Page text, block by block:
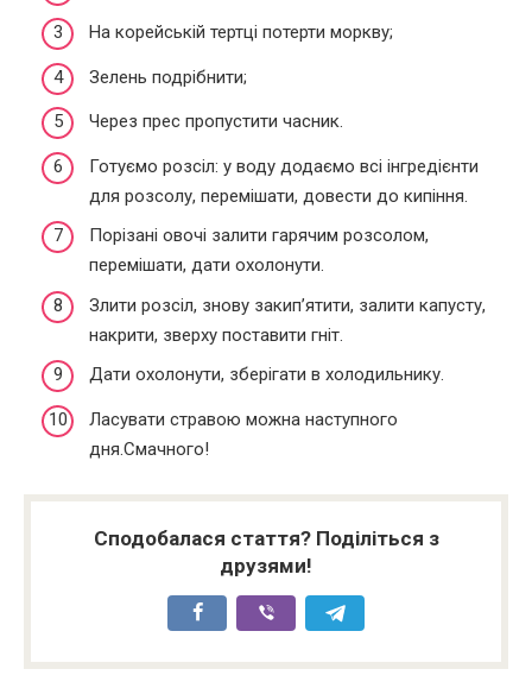
На корейській тертці потерти моркву;
Зелень подрібнити;
Через прес пропустити часник.
Готуємо розсіл: у воду додаємо всі інгредієнти
для розсолу, перемішати, довести до кипіння.
Порізані овочі залити гарячим розсолом,
перемішати, дати охолонути.
Злити розсіл, знову закип’ятити, залити капусту,
накрити, зверху поставити гніт.
Дати охолонути, зберігати в холодильнику.
Ласувати стравою можна наступного
дня.Смачного!
Сподобалася стаття? Поділіться з
друзями!